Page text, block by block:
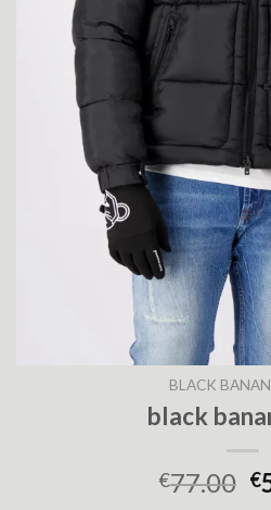
BLACK
black
€77.00 €